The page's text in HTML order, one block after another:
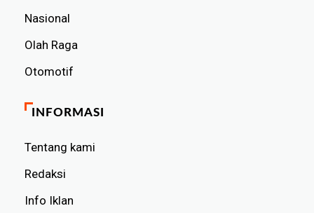
Nasional
Olah Raga
Otomotif
INFORMASI
Tentang kami
Redaksi
Info Iklan